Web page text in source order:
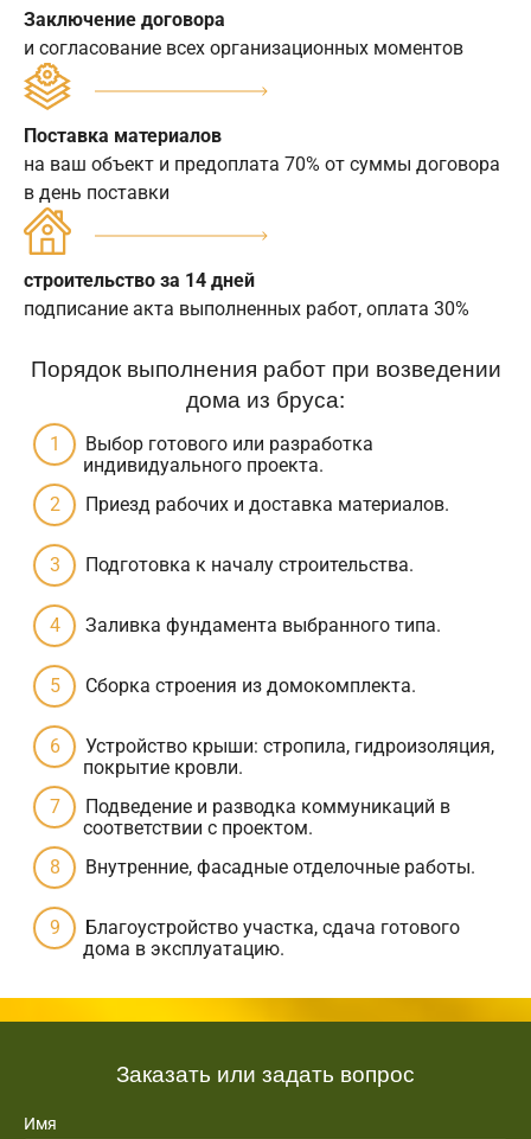
Заключение договора
и согласование всех организационных моментов
Поставка материалов
на ваш объект и предоплата 70% от суммы договора
в день поставки
строительство за 14 дней
подписание акта выполненных работ, оплата 30%
Порядок выполнения работ при возведении
дома из бруса:
Выбор готового или разработка
индивидуального проекта.
Приезд рабочих и доставка материалов.
Подготовка к началу строительства.
Заливка фундамента выбранного типа.
Сборка строения из домокомплекта.
Устройство крыши: стропила, гидроизоляция,
покрытие кровли.
Подведение и разводка коммуникаций в
соответствии с проектом.
Внутренние, фасадные отделочные работы.
Благоустройство участка, сдача готового
дома в эксплуатацию.
Заказать или задать вопрос
Имя